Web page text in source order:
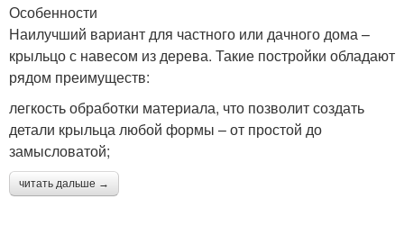
Особенности
Наилучший вариант для частного или дачного дома –
крыльцо с навесом из дерева. Такие постройки обладают
рядом преимуществ:
легкость обработки материала, что позволит создать
детали крыльца любой формы – от простой до
замысловатой;
читать дальше →